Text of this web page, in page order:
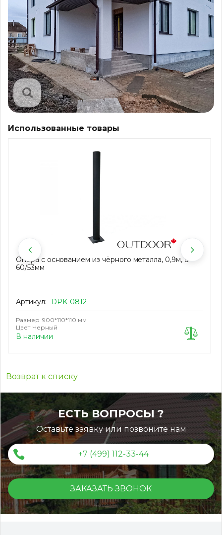
Использованные товары
Опора с основанием из чёрного металла, 0,9м, d
60/53мм
Артикул: DPK-0812
Размер 900*110*110 мм
Цвет Черный
В наличии
Возврат к списку
ЕСТЬ ВОПРОСЫ ?
Оставьте заявку или позвоните нам
+7 (499) 112-33-44
ЗАКАЗАТЬ ЗВОНОК